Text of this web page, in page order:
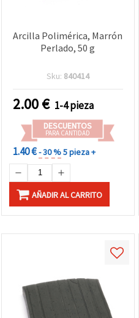
Arcilla Polimérica, Marrón
Perlado, 50 g
Sku: 840414
2.00€ 1-4 pieza
DESCUENTOS
PARA CANTIDAD
1.40 €- 30 %5 pieza +
AÑADIR AL CARRITO